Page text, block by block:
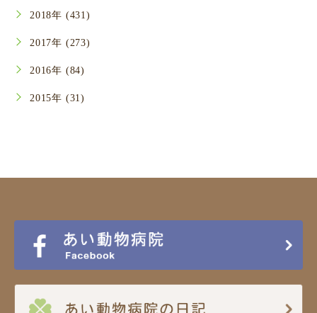
2018年 (431)
2017年 (273)
2016年 (84)
2015年 (31)